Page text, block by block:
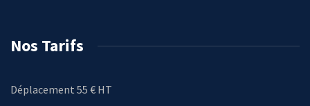
Nos Tarifs
Déplacement 55 € HT